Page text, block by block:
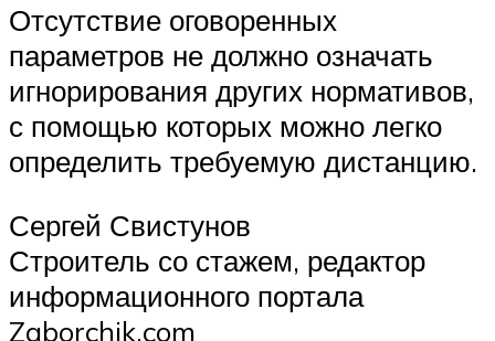
Отсутствие оговоренных
параметров не должно означать
игнорирования других нормативов,
с помощью которых можно легко
определить требуемую дистанцию.
Сергей Свистунов
Строитель со стажем, редактор
информационного портала
Zaborchik.com